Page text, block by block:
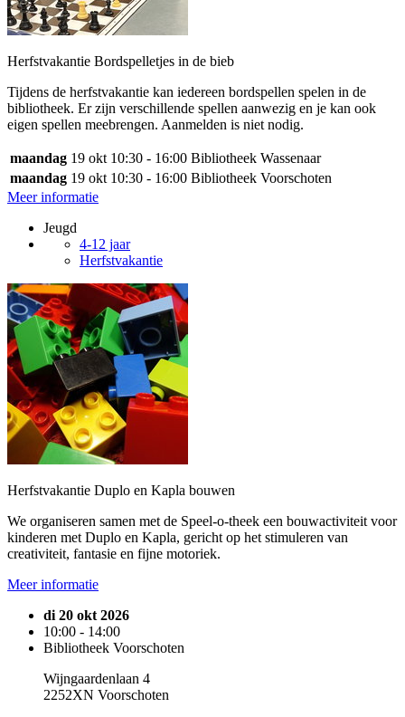
Herfstvakantie Bordspelletjes in de bieb
Tijdens de herfstvakantie kan iedereen bordspellen spelen in de
bibliotheek. Er zijn verschillende spellen aanwezig en je kan ook
eigen spellen meebrengen. Aanmelden is niet nodig.
maandag 19 okt 10:30 - 16:00 Bibliotheek Wassenaar
maandag 19 okt 10:30 - 16:00 Bibliotheek Voorschoten
Meer informatie
Jeugd
4-12 jaar
Herfstvakantie
Herfstvakantie Duplo en Kapla bouwen
We organiseren samen met de Speel-o-theek een bouwactiviteit voor
kinderen met Duplo en Kapla, gericht op het stimuleren van
creativiteit, fantasie en fijne motoriek.
Meer informatie
di 20 okt 2026
10:00 - 14:00
Bibliotheek Voorschoten
Wijngaardenlaan 4
2252XN Voorschoten